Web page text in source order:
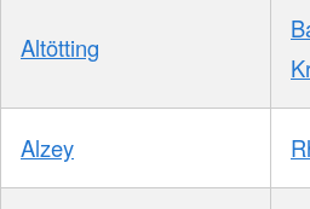
Altötting
Alzey